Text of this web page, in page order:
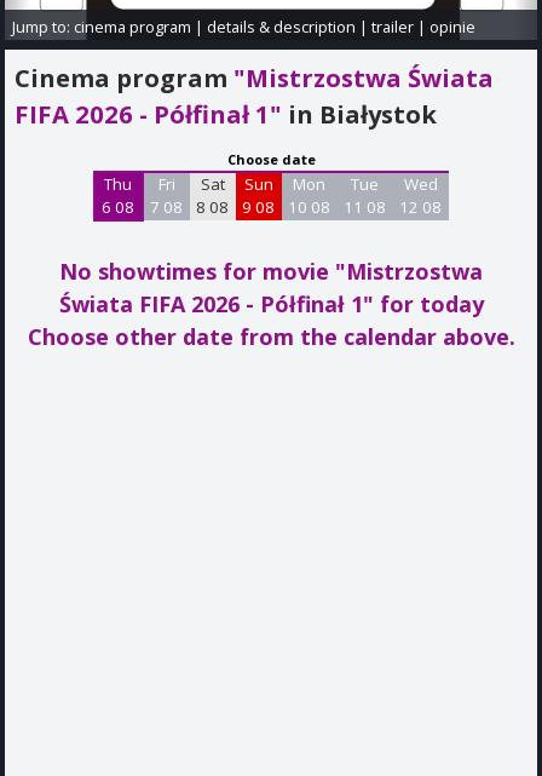
Jump to: cinema program |details & description |trailer |opinie
Cinema program "Mistrzostwa Świata
FIFA 2026 - Półfinał 1" in Białystok
Choose date
Thu
6 08
Fri
7 08
Sat
8 08
Sun
9 08
Mon
10 08
Tue
11 08
Wed
12 08
No showtimes for movie "Mistrzostwa
Świata FIFA 2026 - Półfinał 1" for today
Choose other date from the calendar above.